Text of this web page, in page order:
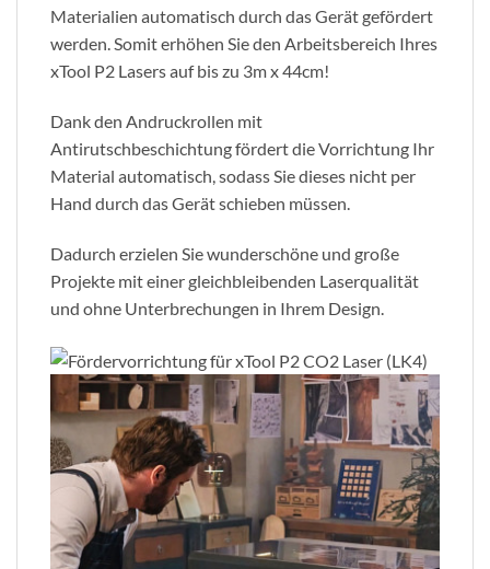
Materialien automatisch durch das Gerät gefördert
werden. Somit erhöhen Sie den Arbeitsbereich Ihres
xTool P2 Lasers auf bis zu 3m x 44cm!
Dank den Andruckrollen mit
Antirutschbeschichtung fördert die Vorrichtung Ihr
Material automatisch, sodass Sie dieses nicht per
Hand durch das Gerät schieben müssen.
Dadurch erzielen Sie wunderschöne und große
Projekte mit einer gleichbleibenden Laserqualität
und ohne Unterbrechungen in Ihrem Design.